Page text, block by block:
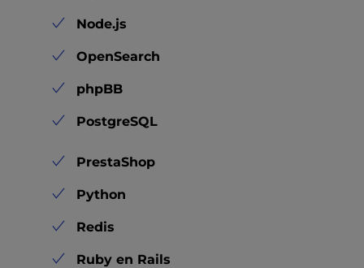
Node.js
OpenSearch
phpBB
PostgreSQL
PrestaShop
Python
Redis
Ruby en Rails